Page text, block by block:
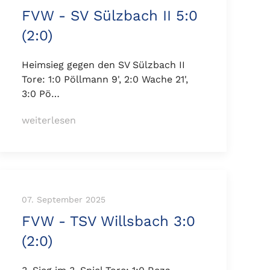
FVW - SV Sülzbach II 5:0
(2:0)
Heimsieg gegen den SV Sülzbach II
Tore: 1:0 Pöllmann 9', 2:0 Wache 21',
3:0 Pö…
weiterlesen
07. September 2025
FVW - TSV Willsbach 3:0
(2:0)